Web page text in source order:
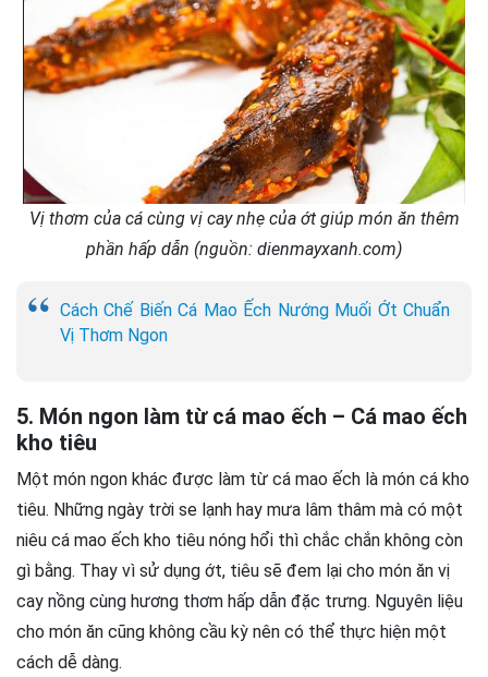
Vị thơm của cá cùng vị cay nhẹ của ớt giúp món ăn thêm
phần hấp dẫn (nguồn: dienmayxanh.com)
Cách Chế Biến Cá Mao Ếch Nướng Muối Ớt Chuẩn
Vị Thơm Ngon
5. Món ngon làm từ cá mao ếch – Cá mao ếch
kho tiêu
Một món ngon khác được làm từ cá mao ếch là món cá kho
tiêu. Những ngày trời se lạnh hay mưa lâm thâm mà có một
niêu cá mao ếch kho tiêu nóng hổi thì chắc chắn không còn
gì bằng. Thay vì sử dụng ớt, tiêu sẽ đem lại cho món ăn vị
cay nồng cùng hương thơm hấp dẫn đặc trưng. Nguyên liệu
cho món ăn cũng không cầu kỳ nên có thể thực hiện một
cách dễ dàng.